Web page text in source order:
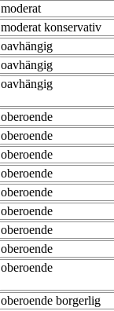
moderat
moderat konservativ
oavhängig
oavhängig
oavhängig
oberoende
oberoende
oberoende
oberoende
oberoende
oberoende
oberoende
oberoende
oberoende
oberoende borgerlig